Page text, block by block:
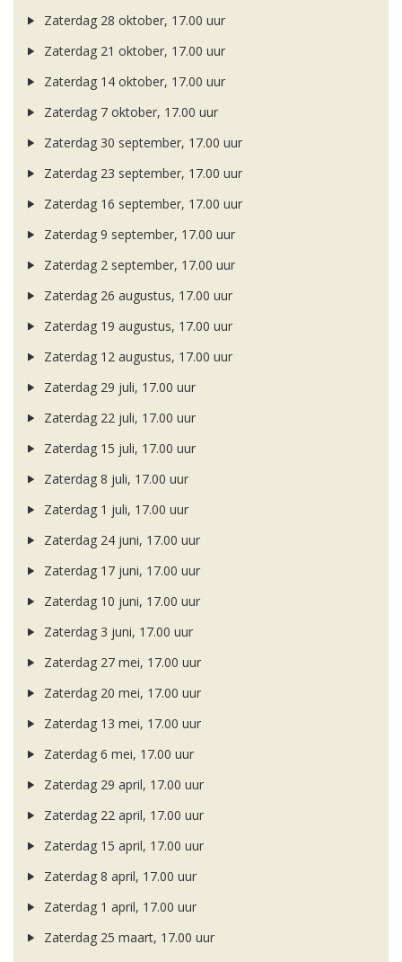
Zaterdag 28 oktober, 17.00 uur
Zaterdag 21 oktober, 17.00 uur
Zaterdag 14 oktober, 17.00 uur
Zaterdag 7 oktober, 17.00 uur
Zaterdag 30 september, 17.00 uur
Zaterdag 23 september, 17.00 uur
Zaterdag 16 september, 17.00 uur
Zaterdag 9 september, 17.00 uur
Zaterdag 2 september, 17.00 uur
Zaterdag 26 augustus, 17.00 uur
Zaterdag 19 augustus, 17.00 uur
Zaterdag 12 augustus, 17.00 uur
Zaterdag 29 juli, 17.00 uur
Zaterdag 22 juli, 17.00 uur
Zaterdag 15 juli, 17.00 uur
Zaterdag 8 juli, 17.00 uur
Zaterdag 1 juli, 17.00 uur
Zaterdag 24 juni, 17.00 uur
Zaterdag 17 juni, 17.00 uur
Zaterdag 10 juni, 17.00 uur
Zaterdag 3 juni, 17.00 uur
Zaterdag 27 mei, 17.00 uur
Zaterdag 20 mei, 17.00 uur
Zaterdag 13 mei, 17.00 uur
Zaterdag 6 mei, 17.00 uur
Zaterdag 29 april, 17.00 uur
Zaterdag 22 april, 17.00 uur
Zaterdag 15 april, 17.00 uur
Zaterdag 8 april, 17.00 uur
Zaterdag 1 april, 17.00 uur
Zaterdag 25 maart, 17.00 uur